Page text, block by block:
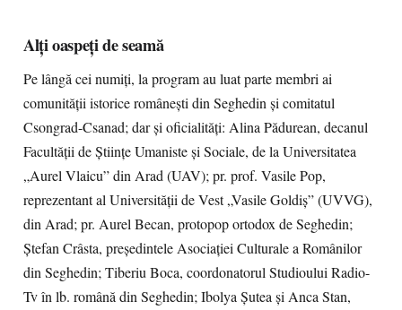
Alți oaspeți de seamă
Pe lângă cei numiți, la program au luat parte membri ai
comunităţii istorice româneşti din Seghedin şi comitatul
Csongrad-Csanad; dar şi oficialităţi: Alina Pădurean, decanul
Facultății de Științe Umaniste și Sociale, de la Universitatea
„Aurel Vlaicu” din Arad (UAV); pr. prof. Vasile Pop,
reprezentant al Universității de Vest „Vasile Goldiș” (UVVG),
din Arad; pr. Aurel Becan, protopop ortodox de Seghedin;
Ştefan Crâsta, preşedintele Asociaţiei Culturale a Românilor
din Seghedin; Tiberiu Boca, coordonatorul Studioului Radio-
Tv în lb. română din Seghedin; Ibolya Șutea și Anca Stan,